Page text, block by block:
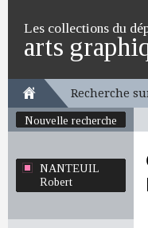
Les collections du
arts
Recherche
Nouvelle recherche
NANTEUIL
Robert